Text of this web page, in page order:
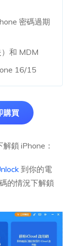
密碼過期
和 MDM
16/15
購買
鎖 iPhone：
到你的電
的情況下解鎖